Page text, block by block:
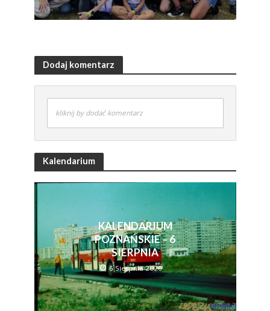
Dodaj komentarz
kliknij by dodać komentarz
Kalendarium
KALENDARIUM
POZNAŃSKIE – 6
SIERPNIA
6 Sierpnia 2026